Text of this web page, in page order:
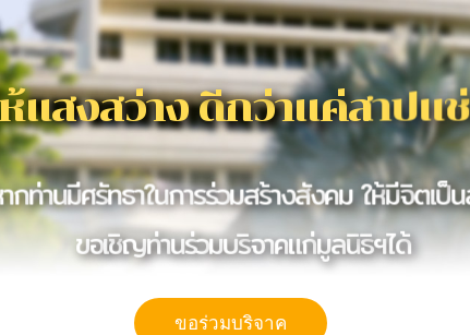
กทานมศรทธาในการรวมสรางสงคม ใหมจตเปนส
ขอเชญทานรวมบรจาคแกมลนธฯได
ขอร่วมบริจาค
แสงสวางดกวาแคสาปแช